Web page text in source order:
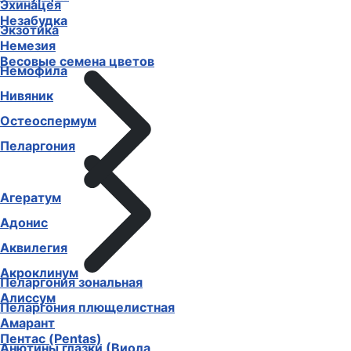
Незабудка
Немезия
Немофила
Нивяник
Остеоспермум
Пеларгония
Пеларгония зональная
Пеларгония плющелистная
Пентас (Pentas)
Эхинацея
Экзотика
Весовые семена цветов
Агератум
Адонис
Аквилегия
Акроклинум
Алиссум
Амарант
Анютины глазки (Виола